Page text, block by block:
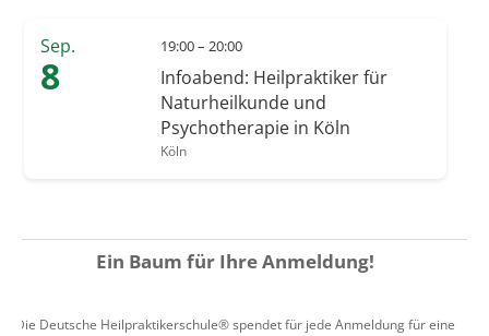
Sep.
8
19:00 – 20:00
Infoabend: Heilpraktiker für
Naturheilkunde und
Psychotherapie in Köln
Köln
Ein Baum für Ihre Anmeldung!
Die Deutsche Heilpraktikerschule® spendet für jede Anmeldung für eine